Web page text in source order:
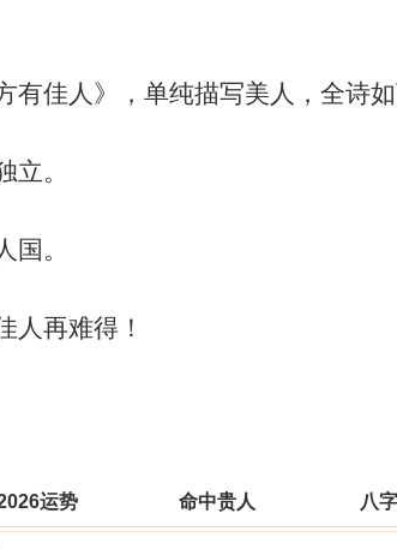
有佳人》，单纯描写美人，全诗
立。
国。
人再难得！
运势 命中贵人 八